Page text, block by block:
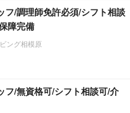
フ/調理師免許必須/シフト相談
障完備
ング相模原
フ/無資格可/シフト相談可/介